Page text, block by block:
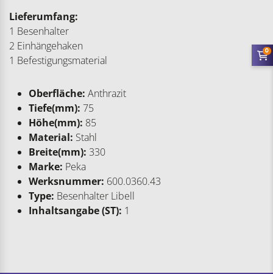
Lieferumfang:
1 Besenhalter
2 Einhängehaken
1 Befestigungsmaterial
Oberfläche: Anthrazit
Tiefe(mm): 75
Höhe(mm): 85
Material: Stahl
Breite(mm): 330
Marke: Peka
Werksnummer: 600.0360.43
Type: Besenhalter Libell
Inhaltsangabe (ST): 1
0